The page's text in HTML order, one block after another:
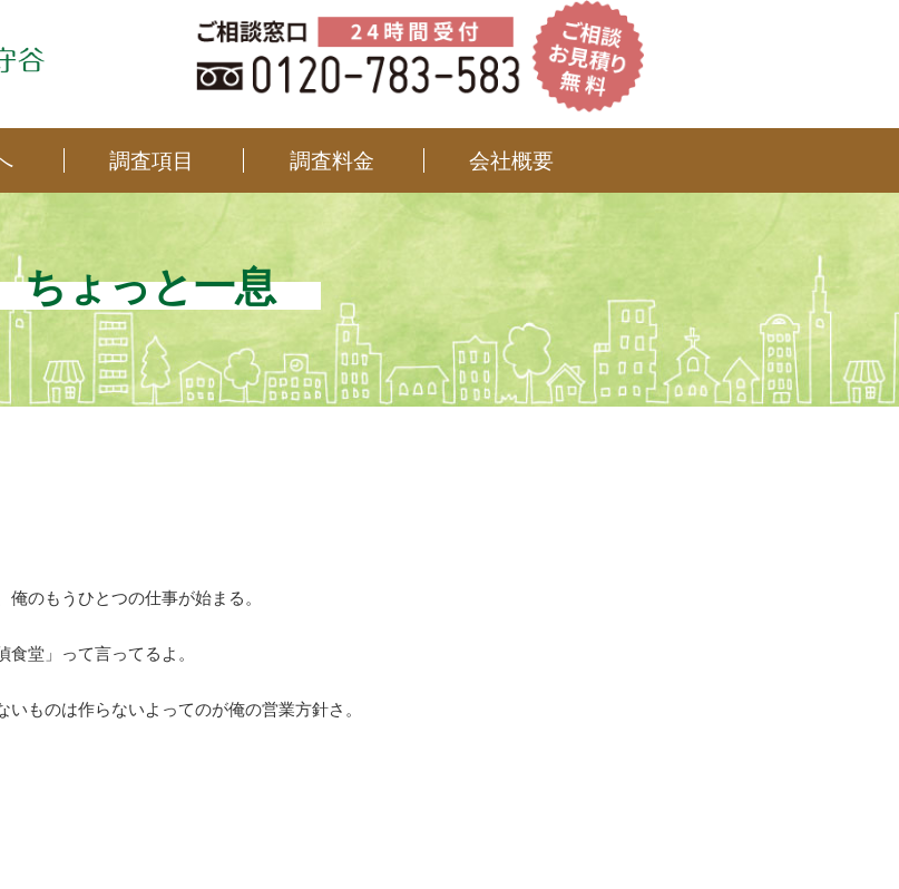
調査項目 調査料金 会社概要
に、浮気調査・行動調査・信用調査等、早期調査＆秘密厳守で不安を素早く解決。初めての方も安心の探偵会社です。
ちょっと一息
のもうひとつの仕事が始まる。
堂」って言ってるよ。
ものは作らないよってのが俺の営業方針さ。